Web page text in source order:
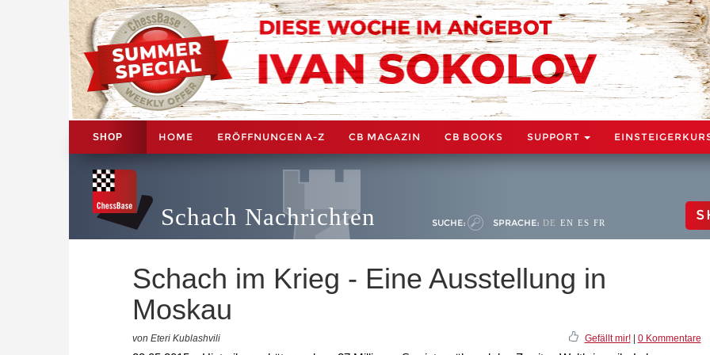
SHOP HOME ERÖFFNUNGEN A-Z CB MAGAZIN CB BOOKS SUPPORT
Schach Nachrichten SUCHE: SPRACHE: DE EN ES FR
Schach im Krieg - Eine Ausstellung in
Moskau
von Eteri Kublashvili Gefällt mir!| 0 Kommentare